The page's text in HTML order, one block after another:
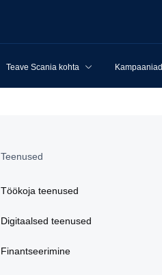
Teave Scania kohta Kampaaniad
Teenused
Töökoja teenused
Digitaalsed teenused
Finantseerimine